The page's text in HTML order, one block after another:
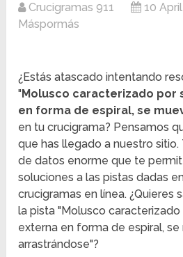
Crucigramas 911
10
Máspormás
¿Estás atascado intentando
"Molusco caracterizado por
en forma de espiral, se
en tu crucigrama? Pensamos
que has llegado a nuestro sitio.
de datos enorme que te
soluciones a las pistas dadas
crucigramas en línea. ¿Quieres
la pista "Molusco
externa en forma de espiral,
arrastrándose"?